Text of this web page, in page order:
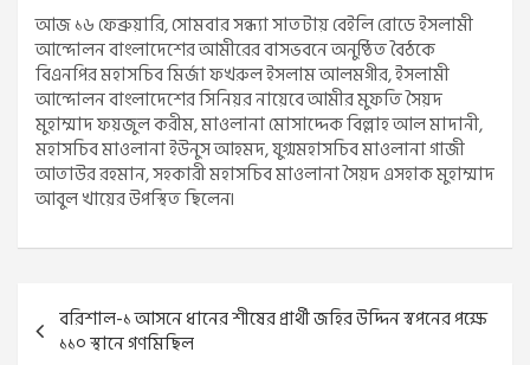
আজ ১৬ ফেব্রুয়ারি, সোমবার সন্ধ্যা সাতটায় বেইলি রোডে ইসলামী
আন্দোলন বাংলাদেশের আমীরের বাসভবনে অনুষ্ঠিত বৈঠকে
বিএনপির মহাসচিব মির্জা ফখরুল ইসলাম আলমগীর, ইসলামী
আন্দোলন বাংলাদেশের সিনিয়র নায়েবে আমীর মুফতি সৈয়দ
মুহাম্মাদ ফয়জুল করীম, মাওলানা মোসাদ্দেক বিল্লাহ আল মাদানী,
মহাসচিব মাওলানা ইউনুস আহমদ, যুগ্মমহাসচিব মাওলানা গাজী
আতাউর রহমান, সহকারী মহাসচিব মাওলানা সৈয়দ এসহাক মুহাম্মাদ
আবুল খায়ের উপস্থিত ছিলেন৷
Post
navigation
বরিশাল-১ আসনে ধানের শীষের প্রার্থী জহির উদ্দিন স্বপনের পক্ষে
১১০ স্থানে গণমিছিল